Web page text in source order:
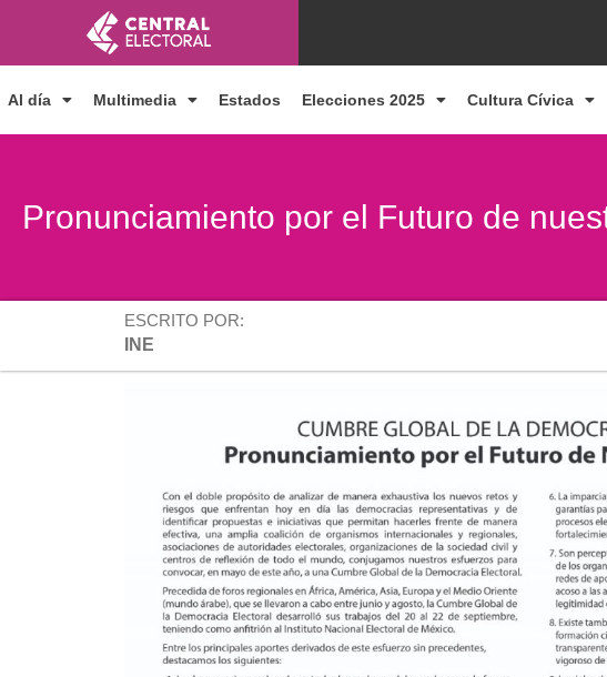
contenido
Al día Multimedia Estados Elecciones 2025 Cultura Cívica
Pronunciamiento por el Futuro de
ESCRITO POR:
INE